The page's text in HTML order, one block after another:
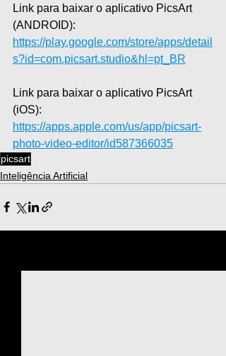
Link para baixar o aplicativo PicsArt
(ANDROID):
https://play.google.com/store/apps/detail
s?id=com.picsart.studio&hl=pt_BR
Link para baixar o aplicativo PicsArt
(iOS):
https://apps.apple.com/us/app/picsart-
photo-video-editor/id587366035
picsart
Inteligência Artificial